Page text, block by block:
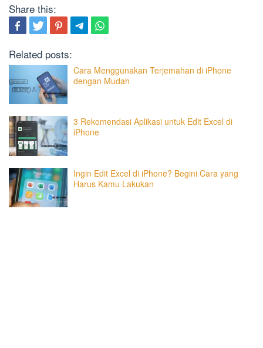
Share this:
Related posts:
Cara Menggunakan Terjemahan di iPhone
dengan Mudah
3 Rekomendasi Aplikasi untuk Edit Excel di
iPhone
Ingin Edit Excel di iPhone? Begini Cara yang
Harus Kamu Lakukan